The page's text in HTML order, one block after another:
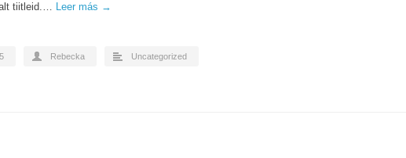
tiitleid.… Leer más →
Rebecka Uncategorized